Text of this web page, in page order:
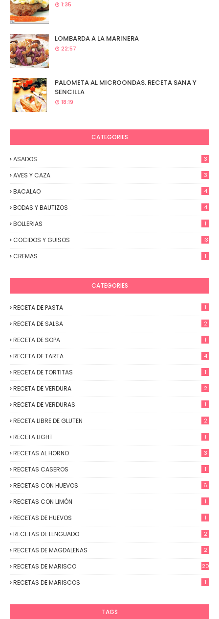
1:35
LOMBARDA A LA MARINERA
22:57
PALOMETA AL MICROONDAS. RECETA SANA Y
SENCILLA
18:19
CATEGORIES
ASADOS 3
AVES Y CAZA 3
BACALAO 4
BODAS Y BAUTIZOS 4
BOLLERIAS 1
COCIDOS Y GUISOS 13
CREMAS 1
CATEGORIES
RECETA DE PASTA 1
RECETA DE SALSA 2
RECETA DE SOPA 1
RECETA DE TARTA 4
RECETA DE TORTITAS 1
RECETA DE VERDURA 2
RECETA DE VERDURAS 1
RECETA LIBRE DE GLUTEN 2
RECETA LIGHT 1
RECETAS AL HORNO 3
RECETAS CASEROS 1
RECETAS CON HUEVOS 6
RECETAS CON LIMÓN 1
RECETAS DE HUEVOS 1
RECETAS DE LENGUADO 2
RECETAS DE MAGDALENAS 2
RECETAS DE MARISCO 20
RECETAS DE MARISCOS 1
TAGS